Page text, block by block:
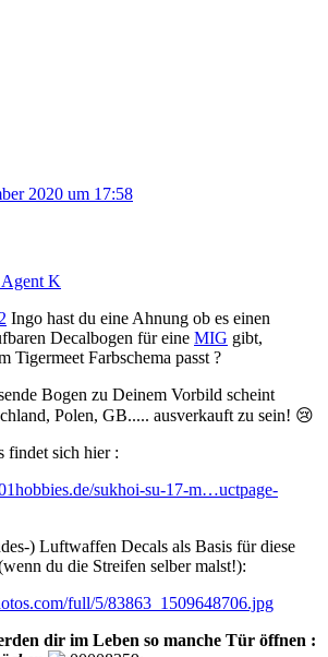
2020 um 17:58
K
Ingo hast du eine Ahnung ob es einen
Decalbogen für eine MIG gibt,
Tigermeet Farbschema passt ?
Bogen zu Deinem Vorbild scheint
Polen, GB..... ausverkauft zu sein! 😢
findet sich hier :
sukhoi-su-17-m…uctpage-
) Luftwaffen Decals als Basis für diese
du die Streifen selber malst!):
full/5/83863_1509648706.jpg
dir im Leben so manche Tür öffnen :